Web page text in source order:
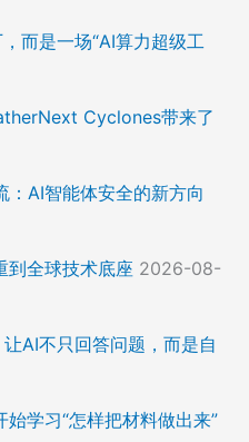
而是一场“AI算力超级工
Cyclones带来了
：AI智能体安全的新方向
到全球技术底座 2026-08-
AI不只回答问题，而是自
学习“怎样把材料做出来”